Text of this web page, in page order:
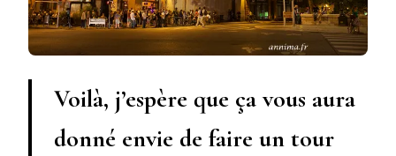
Voilà, j’espère que ça vous aura
donné envie de faire un tour